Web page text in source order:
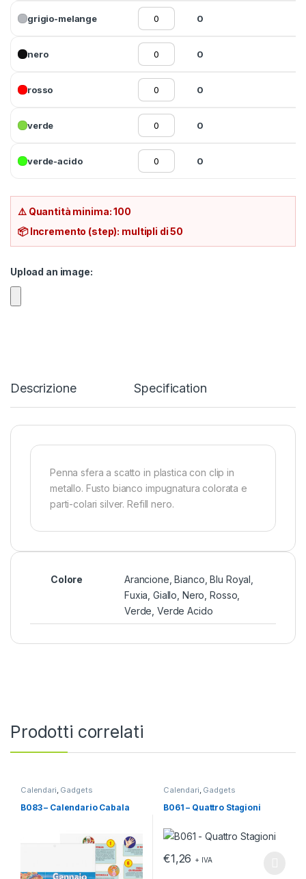
grigio-melange 0
nero 0
rosso 0
verde 0
verde-acido 0
⚠️ Quantità minima: 100
📦 Incremento (step): multipli di 50
Upload an image:
Descrizione Specification
Penna sfera a scatto in plastica con clip in
metallo. Fusto bianco impugnatura colorata e
parti-colari silver. Refill nero.
Colore
Arancione, Bianco, Blu Royal,
Fuxia, Giallo, Nero, Rosso,
Verde, Verde Acido
Prodotti correlati
Calendari, Gadgets
B083 – Calendario Cabala
Calendari, Gadgets
B061 – Quattro Stagioni
€1,26 + IVA